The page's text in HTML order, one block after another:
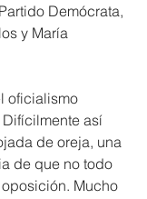
Demócrata,
y María
oficialismo
así
de oreja, una
de que no todo
Mucho